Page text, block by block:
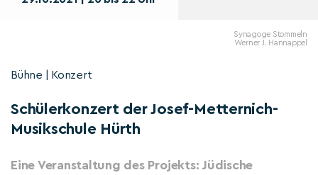
Synagoge Stommeln
Werner J. Hannappel
Bühne | Konzert
Schülerkonzert der Josef-Metternich-
Musikschule Hürth
Eine Veranstaltung des Projekts: Jüdische